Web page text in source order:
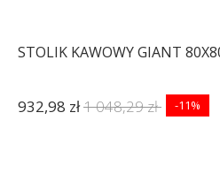
STOLIK KAWOWY GIANT
932,98 zł1 048,29 zł -11%